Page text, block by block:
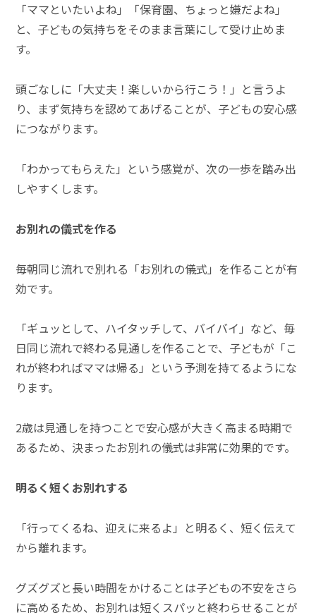
「ママといたいよね」「保育園、ちょっと嫌だよね」
と、子どもの気持ちをそのまま言葉にして受け止めま
す。
頭ごなしに「大丈夫！楽しいから行こう！」と言うよ
り、まず気持ちを認めてあげることが、子どもの安心感
につながります。
「わかってもらえた」という感覚が、次の一歩を踏み出
しやすくします。
お別れの儀式を作る
毎朝同じ流れで別れる「お別れの儀式」を作ることが有
効です。
「ギュッとして、ハイタッチして、バイバイ」など、毎
日同じ流れで終わる見通しを作ることで、子どもが「こ
れが終わればママは帰る」という予測を持てるようにな
ります。
2歳は見通しを持つことで安心感が大きく高まる時期で
あるため、決まったお別れの儀式は非常に効果的です。
明るく短くお別れする
「行ってくるね、迎えに来るよ」と明るく、短く伝えて
から離れます。
グズグズと長い時間をかけることは子どもの不安をさら
に高めるため、お別れは短くスパッと終わらせることが